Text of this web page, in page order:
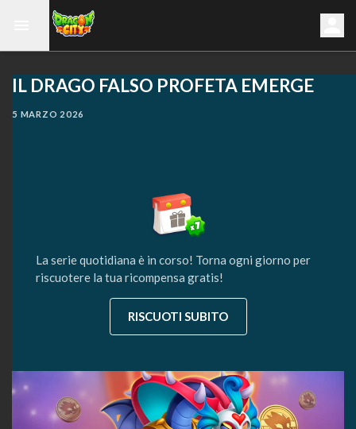
IL DRAGO FALSO PROFETA EMERGE
5 MARZO 2026
La serie quotidiana è in corso! Torna ogni giorno per
riscuotere la tua ricompensa gratis!
RISCUOTI SUBITO